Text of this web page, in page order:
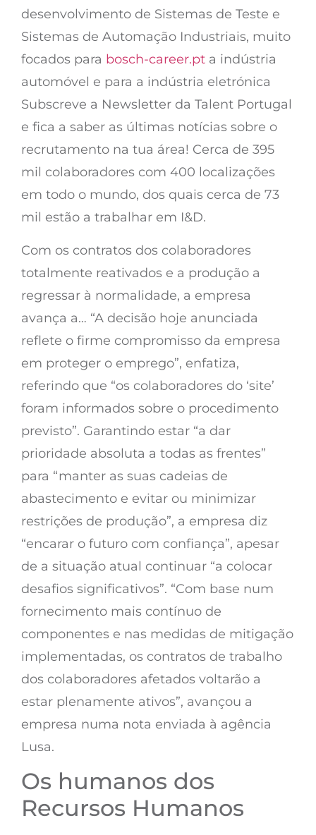
desenvolvimento de Sistemas de Teste e
Sistemas de Automação Industriais, muito
focados para bosch-career.pt a indústria
automóvel e para a indústria eletrónica
Subscreve a Newsletter da Talent Portugal
e fica a saber as últimas notícias sobre o
recrutamento na tua área! Cerca de 395
mil colaboradores com 400 localizações
em todo o mundo, dos quais cerca de 73
mil estão a trabalhar em I&D.
Com os contratos dos colaboradores
totalmente reativados e a produção a
regressar à normalidade, a empresa
avança a… “A decisão hoje anunciada
reflete o firme compromisso da empresa
em proteger o emprego”, enfatiza,
referindo que “os colaboradores do ‘site’
foram informados sobre o procedimento
previsto”. Garantindo estar “a dar
prioridade absoluta a todas as frentes”
para “manter as suas cadeias de
abastecimento e evitar ou minimizar
restrições de produção”, a empresa diz
“encarar o futuro com confiança”, apesar
de a situação atual continuar “a colocar
desafios significativos”. “Com base num
fornecimento mais contínuo de
componentes e nas medidas de mitigação
implementadas, os contratos de trabalho
dos colaboradores afetados voltarão a
estar plenamente ativos”, avançou a
empresa numa nota enviada à agência
Lusa.
Os humanos dos
Recursos Humanos